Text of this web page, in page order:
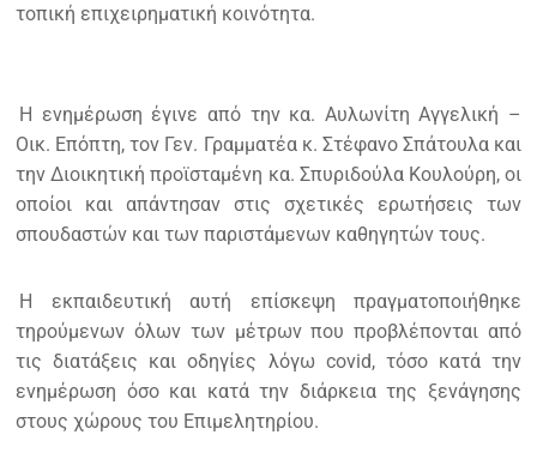
τοπική επιχειρηματική κοινότητα.
Η ενημέρωση έγινε από την κα. Αυλωνίτη Αγγελική –
Οικ. Επόπτη, τον Γεν. Γραμματέα κ. Στέφανο Σπάτουλα και
την Διοικητική προϊσταμένη κα. Σπυριδούλα Κουλούρη, οι
οποίοι και απάντησαν στις σχετικές ερωτήσεις των
σπουδαστών και των παριστάμενων καθηγητών τους.
Η εκπαιδευτική αυτή επίσκεψη πραγματοποιήθηκε
τηρούμενων όλων των μέτρων που προβλέπονται από
τις διατάξεις και οδηγίες λόγω covid, τόσο κατά την
ενημέρωση όσο και κατά την διάρκεια της ξενάγησης
στους χώρους του Επιμελητηρίου.